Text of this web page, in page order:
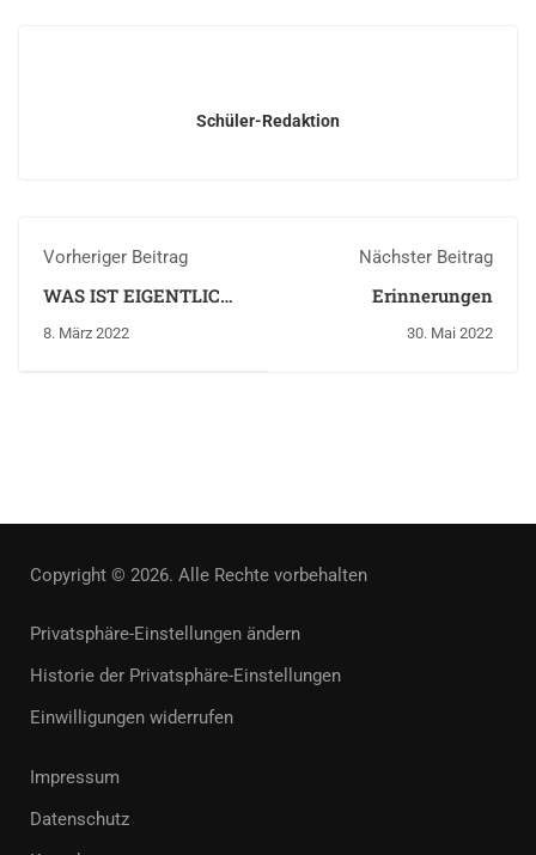
Schüler-Redaktion
Vorheriger Beitrag
WAS IST EIGENTLICH
8. März 2022
Nächster Beitrag
Erinnerungen
30. Mai 2022
Copyright © 2026. Alle Rechte vorbehalten
Privatsphäre-Einstellungen ändern
Historie der Privatsphäre-Einstellungen
Einwilligungen widerrufen
Impressum
Datenschutz